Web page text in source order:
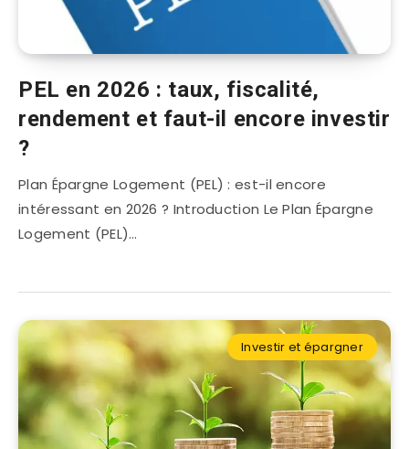
PEL en 2026 : taux, fiscalité,
rendement et faut-il encore investir
?
Plan Épargne Logement (PEL) : est-il encore
intéressant en 2026 ? Introduction Le Plan Épargne
Logement (PEL)…
Investir et épargner